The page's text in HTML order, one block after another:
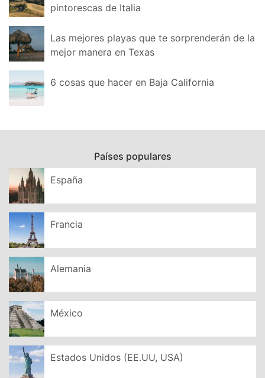
pintorescas de Italia
Las mejores playas que te sorprenderán de la
mejor manera en Texas
6 cosas que hacer en Baja California
Países populares
España
Francia
Alemania
México
Estados Unidos (EE.UU, USA)